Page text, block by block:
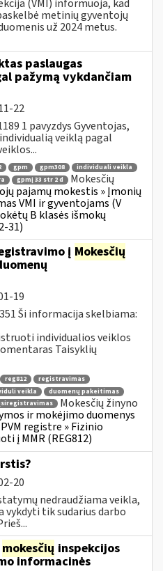
(VMI) informuoja, kad
metinių gyventojų
už 2024 metus.
paslaugas
pažymą vykdančiam
22
1 pavyzdys Gyventojas,
veiklą pagal
gpm gpm308
individuali veikla
gpmį 33 str 2 d
Mokesčių
pajamų mokestis » Įmonių
VMI ir gyventojams (V
B klasės išmokų
31)
į Mokesčių
19
Ši informacija skelbiama:
individualios veiklos
Taisyklių
reg812
registravimas
veikla
duomenų pakeitimas
Mokesčių žinyno
ir mokėjimo duomenys
registre » Fizinio
į MMR (REG812)
20
nedraudžiama veikla,
vykdyti tik sudarius darbo
mokesčių inspekcijos
informacinės